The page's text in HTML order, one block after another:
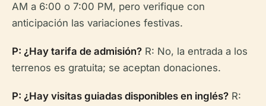
AM a 6:00 o 7:00 PM, pero verifique con
anticipación las variaciones festivas.
P: ¿Hay tarifa de admisión? R: No, la entrada a los
terrenos es gratuita; se aceptan donaciones.
P: ¿Hay visitas guiadas disponibles en inglés? R: